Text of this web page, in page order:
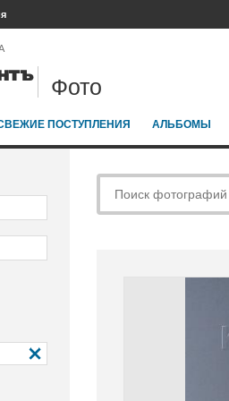
Фото
ПОСТУПЛЕНИЯ АЛЬБОМЫ